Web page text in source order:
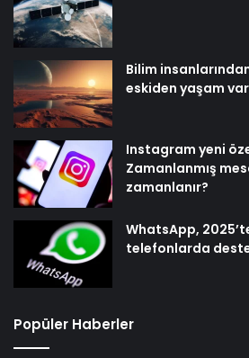
Bilim
eskiden yaşam var
Instagram yeni
Zamanlanmış
zamanlanır?
WhatsApp,
telefonlarda
Popüler Haberler